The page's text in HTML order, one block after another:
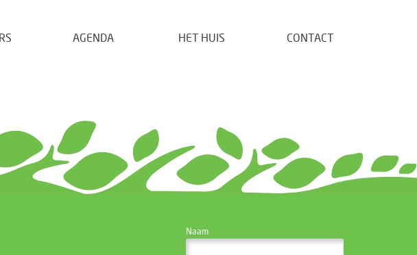
AGENDA HET HUIS CONTACT
WEBSITE BEHEERDER
Naam